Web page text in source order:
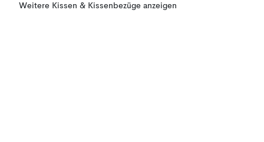
Weitere Kissen & Kissenbezüge anzeigen